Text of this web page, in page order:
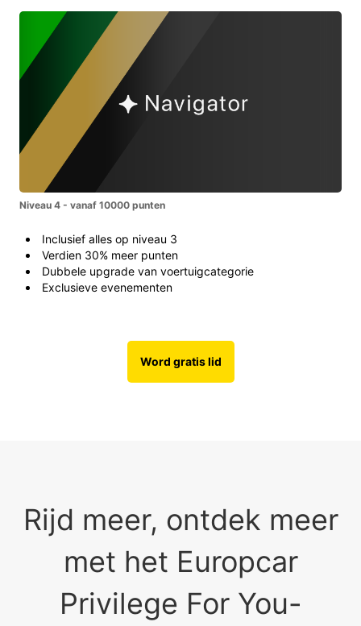
Niveau 4 - vanaf 10000 punten
Inclusief alles op niveau 3
Verdien 30% meer punten
Dubbele upgrade van voertuigcategorie
Exclusieve evenementen
Word gratis lid
Rijd meer, ontdek meer
met het Europcar
Privilege For You-